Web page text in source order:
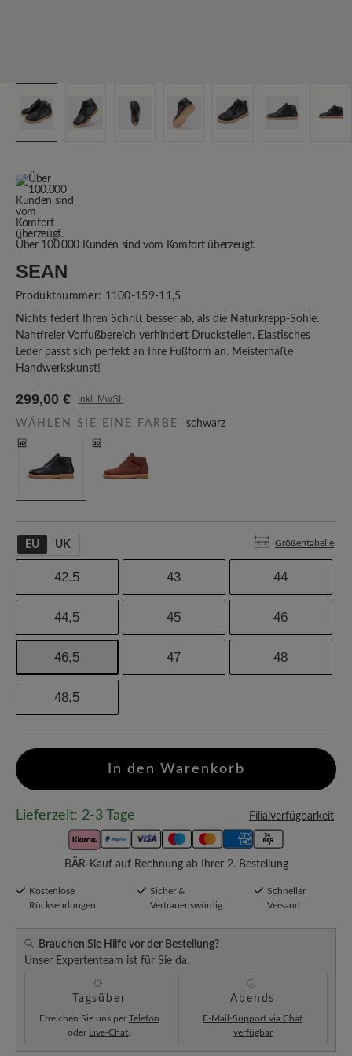
Über 100.000 Kunden sind vom Komfort überzeugt.
SEAN
Produktnummer: 1100-159-11,5
Nichts federt Ihren Schritt besser ab, als die Naturkrepp-Sohle.
Nahtfreier Vorfußbereich verhindert Druckstellen. Elastisches
Leder passt sich perfekt an Ihre Fußform an. Meisterhafte
Handwerkskunst!
299,00 € inkl. MwSt.
WÄHLEN SIE EINE FARBE schwarz
EU UK Größentabelle
42.5 43 44
44,5 45 46
46,5 47 48
48,5
In den Warenkorb
Lieferzeit: 2-3 Tage Filialverfügbarkeit
BÄR-Kauf auf Rechnung ab Ihrer 2. Bestellung
Kostenlose
Rücksendungen
Sicher &
Vertrauenswürdig
Schneller
Versand
Brauchen Sie Hilfe vor der Bestellung?
Unser Expertenteam ist für Sie da.
Tagsüber
Erreichen Sie uns per Telefon
oder Live-Chat
Abends
E-Mail-Support via Chat
verfügbar